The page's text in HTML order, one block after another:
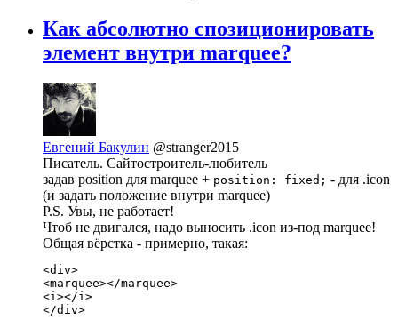
Как абсолютно спозиционировать
элемент внутри marquee?
Евгений Бакулин @stranger2015
Писатель. Сайтостроитель-любитель
задав position для marquee + position: fixed; - для .icon
(и задать положение внутри marquee)
P.S. Увы, не работает!
Чтоб не двигался, надо выносить .icon из-под marquee!
Общая вёрстка - примерно, такая:
<div>
<marquee></marquee>
<i></i>
</div>